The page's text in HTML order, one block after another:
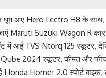
घूम आए Hero Lectro H8 के
Maruti Suzuki Wagon R
में आई TVS Ntorq 125 स्कूटर,
2024 स्कूटर, कीमत और
Honda Hornet 2.0 स्पोर्ट बाइक,